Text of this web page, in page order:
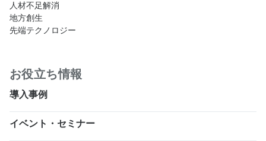
人材不足解消
地方創生
先端テクノロジー
お役立ち情報
導入事例
イベント・セミナー